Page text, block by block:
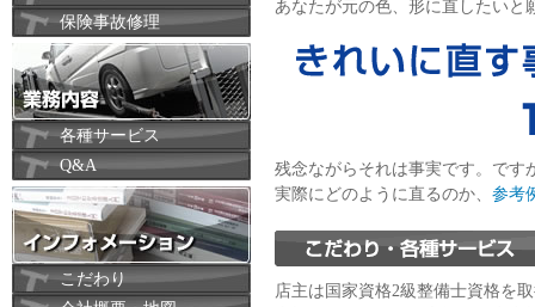
保険事故修理
各種サービス
Q&A
こだわり
あなたが元の色、形に直したいと
残念ながらそれは事実です。です
実際にどのように直るのか、 参考
こだわり・各種サービス
店主は国家資格2級整備士資格を